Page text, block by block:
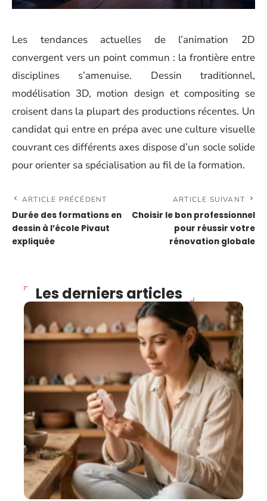
Les tendances actuelles de l’animation 2D
convergent vers un point commun : la frontière entre
disciplines s’amenuise. Dessin traditionnel,
modélisation 3D, motion design et compositing se
croisent dans la plupart des productions récentes. Un
candidat qui entre en prépa avec une culture visuelle
couvrant ces différents axes dispose d’un socle solide
pour orienter sa spécialisation au fil de la formation.
ARTICLE PRÉCÉDENT
Durée des formations en
dessin à l’école Pivaut
expliquée
ARTICLE SUIVANT
Choisir le bon professionnel
pour réussir votre
rénovation globale
Les derniers articles